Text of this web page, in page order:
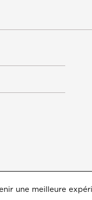
une meilleure